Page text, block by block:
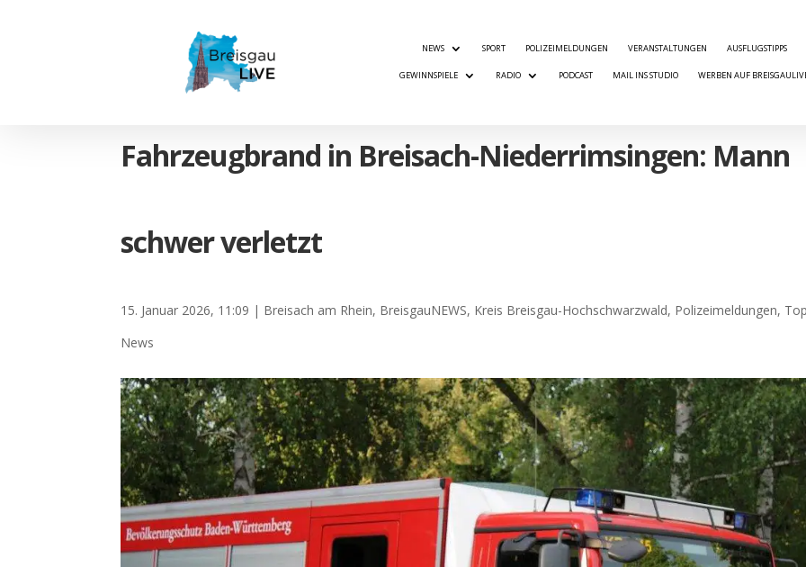
NEWS SPORT POLIZEIMELDUNGEN VERANSTALTUNGEN AUSFLUGSTIPPS
GEWINNSPIELE RADIO PODCAST MAIL INS STUDIO WERBEN AUF
Fahrzeugbrand in Breisach-Niederrimsingen: Mann
schwer verletzt
15. Januar 2026, 11:09 | Breisach am Rhein, BreisgauNEWS, Kreis Breisgau-Hochschwarzwald, Polizeimeldungen,
News